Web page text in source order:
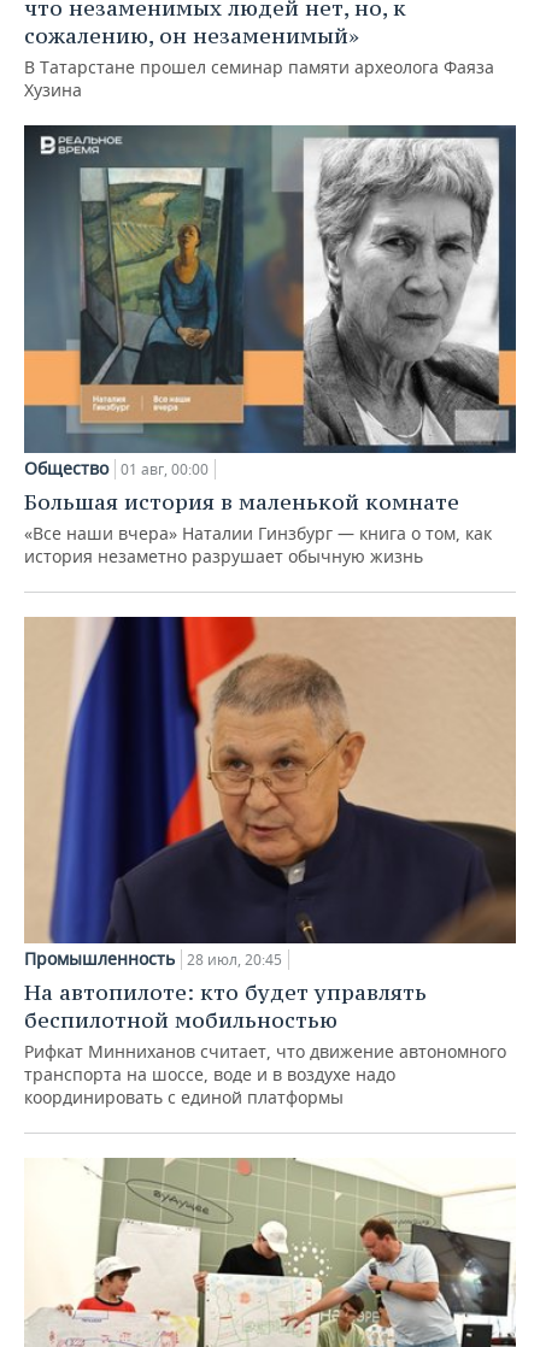
что незаменимых людей нет, но, к
сожалению, он незаменимый»
В Татарстане прошел семинар памяти археолога Фаяза
Хузина
Общество 01 авг, 00:00
Большая история в маленькой комнате
«Все наши вчера» Наталии Гинзбург — книга о том, как
история незаметно разрушает обычную жизнь
Промышленность 28 июл, 20:45
На автопилоте: кто будет управлять
беспилотной мобильностью
Рифкат Минниханов считает, что движение автономного
транспорта на шоссе, воде и в воздухе надо
координировать с единой платформы